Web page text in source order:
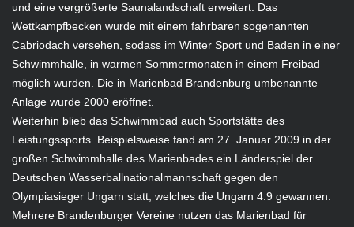
und eine vergrößerte Saunalandschaft erweitert. Das
Wettkampfbecken wurde mit einem fahrbaren sogenannten
Cabriodach versehen, sodass im Winter Sport und Baden in einer
Schwimmhalle, in warmen Sommermonaten in einem Freibad
möglich wurden. Die in Marienbad Brandenburg umbenannte
Anlage wurde 2000 eröffnet.
Weiterhin blieb das Schwimmbad auch Sportstätte des
Leistungssports. Beispielsweise fand am 27. Januar 2009 in der
großen Schwimmhalle des Marienbades ein Länderspiel der
Deutschen Wasserballnationalmannschaft gegen den
Olympiasieger Ungarn statt, welches die Ungarn 4:9 gewannen.
Mehrere Brandenburger Vereine nutzen das Marienbad für